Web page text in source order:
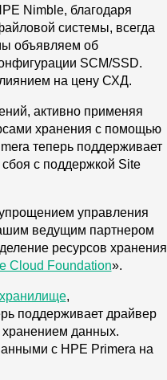
Nimble, благодаря
системы, всегда
объявляем об
SCM/SSD.
на цену СХД.
активно применяя
хранения с помощью
теперь поддерживает
с поддержкой Site
управления
ведущим партнером
ресурсов хранения
Cloud Foundation».
хранилище,
поддерживает драйвер
хранением данных.
с HPE Primera на